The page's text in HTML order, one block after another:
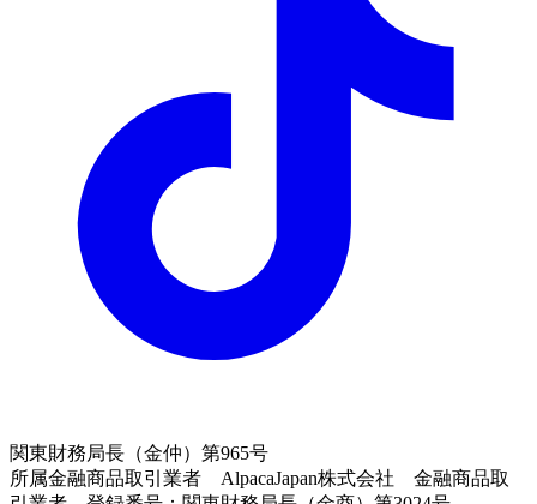
関東財務局長（金仲）第965号
所属金融商品取引業者 AlpacaJapan株式会社 金融商品取